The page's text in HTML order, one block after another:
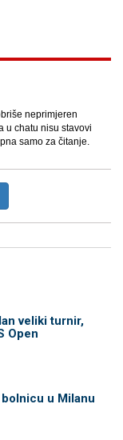
neprimjeren
u chatu nisu stavovi
samo za čitanje.
veliki turnir,
Open
u Milanu